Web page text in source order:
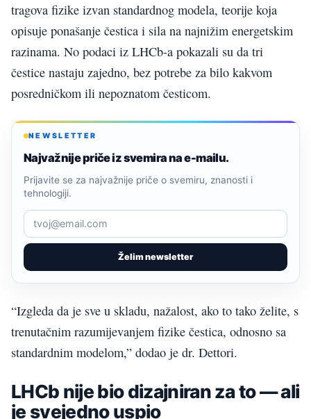
tragova fizike izvan standardnog modela, teorije koja
opisuje ponašanje čestica i sila na najnižim energetskim
razinama. No podaci iz LHCb-a pokazali su da tri
čestice nastaju zajedno, bez potrebe za bilo kakvom
posredničkom ili nepoznatom česticom.
NEWSLETTER
Najvažnije priče iz svemira na e-mailu.
Želim newsletter
Prijavite se za najvažnije priče o svemiru, znanosti i
tehnologiji.
“Izgleda da je sve u skladu, nažalost, ako to tako želite, s
trenutačnim razumijevanjem fizike čestica, odnosno sa
standardnim modelom,” dodao je dr. Dettori.
LHCb nije bio dizajniran za to — ali
je svejedno uspio